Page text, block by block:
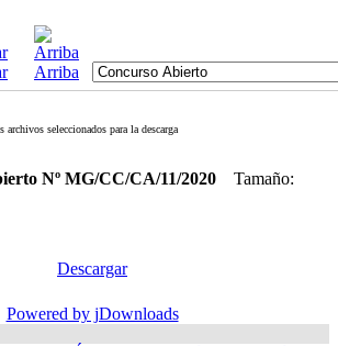
Arriba
archivos seleccionados para la descarga
Nº MG/CC/CA/11/2020 Tamaño:
Descargar
Powered by jDownloads